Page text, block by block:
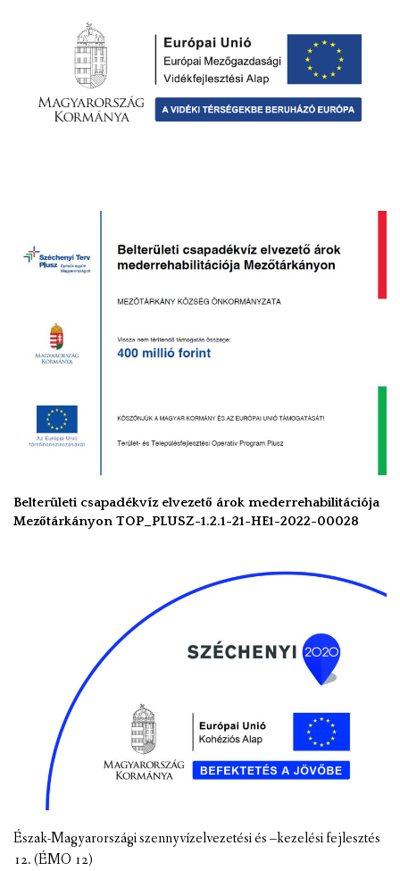
Belterületi csapadékvíz elvezető árok mederrehabilitációja
Mezőtárkányon TOP_PLUSZ-1.2.1-21-HE1-2022-00028
Észak-Magyarországi szennyvízelvezetési és –kezelési fejlesztés
12. (ÉMO 12)